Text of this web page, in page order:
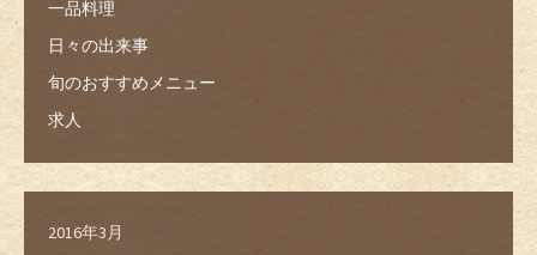
一品料理
日々の出来事
旬のおすすめメニュー
求人
2016年3月